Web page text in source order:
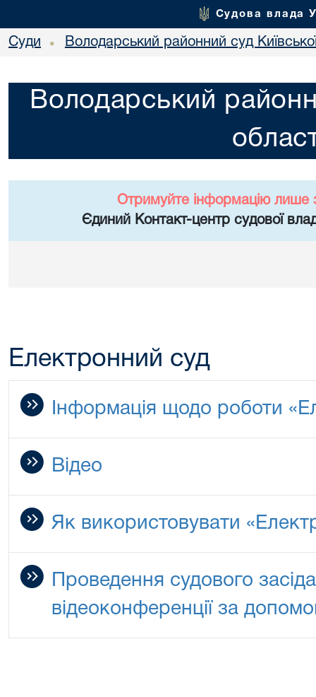
Судова влада
Суди • Володарський районний суд
Володарський
Отримуйте інформацію лише
Єдиний Контакт-центр судової
Електронний суд
Інформація щодо роботи
Відео
Як використовувати
Проведення судового
відеоконференції за